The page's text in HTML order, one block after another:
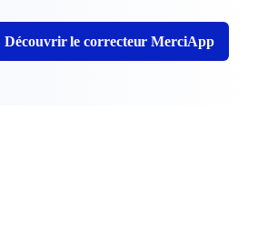
Découvrir le correcteur MerciApp